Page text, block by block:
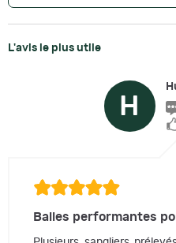
L'avis le plus utile
H
Balles performantes